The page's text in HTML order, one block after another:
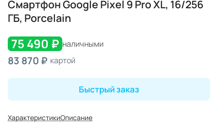
Смартфон Google Pixel 9 Pro XL, 16/256
ГБ, Porcelain
75 490 ₽ наличными
83 870 ₽ картой
Быстрый заказ
ХарактеристикиОписание